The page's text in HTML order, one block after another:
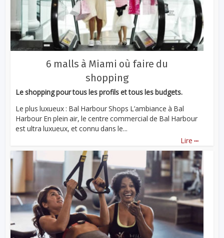
6 malls à Miami où faire du
shopping
Le shopping pour tous les profils et tous les budgets.
Le plus luxueux : Bal Harbour Shops L’ambiance à Bal
Harbour En plein air, le centre commercial de Bal Harbour
est ultra luxueux, et connu dans le...
Lire ...